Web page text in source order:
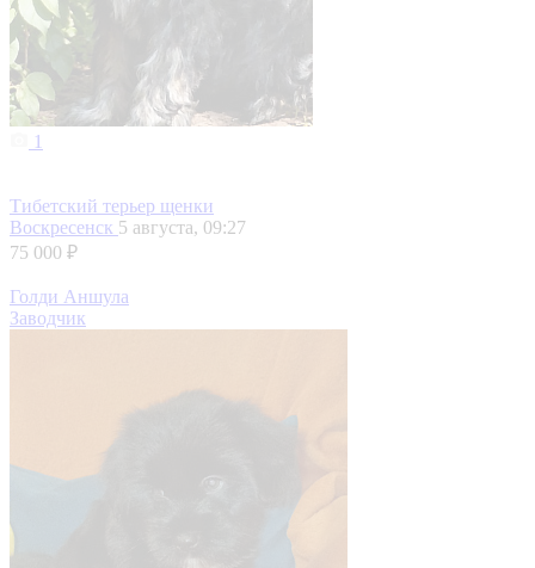
1
Тибетский терьер щенки
Воскресенск 5 августа, 09:27
75 000 ₽
Голди Аншула
Заводчик